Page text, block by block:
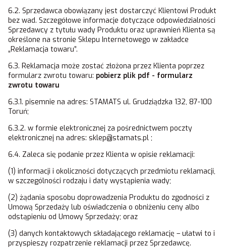
6.2. Sprzedawca obowiązany jest dostarczyć Klientowi Produkt
bez wad. Szczegółowe informacje dotyczące odpowiedzialności
Sprzedawcy z tytułu wady Produktu oraz uprawnień Klienta są
określone na stronie Sklepu Internetowego w zakładce
„Reklamacja towaru”.
6.3. Reklamacja może zostać złożona przez Klienta poprzez
formularz zwrotu towaru: pobierz plik pdf - formularz
zwrotu towaru
6.3.1. pisemnie na adres: STAMATS ul. Grudziądzka 132, 87-100
Toruń;
6.3.2. w formie elektronicznej za pośrednictwem poczty
elektronicznej na adres: sklep@stamats.pl ;
6.4. Zaleca się podanie przez Klienta w opisie reklamacji:
(1) informacji i okoliczności dotyczących przedmiotu reklamacji,
w szczególności rodzaju i daty wystąpienia wady;
(2) żądania sposobu doprowadzenia Produktu do zgodności z
Umową Sprzedaży lub oświadczenia o obniżeniu ceny albo
odstąpieniu od Umowy Sprzedaży; oraz
(3) danych kontaktowych składającego reklamację – ułatwi to i
przyspieszy rozpatrzenie reklamacji przez Sprzedawcę.